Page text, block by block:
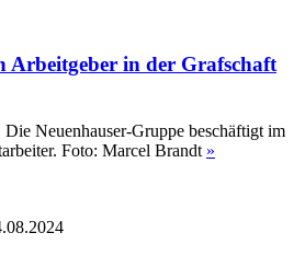
Arbeitgeber in der Grafschaft
Neuenhauser-Gruppe beschäftigt im
Foto: Marcel Brandt »